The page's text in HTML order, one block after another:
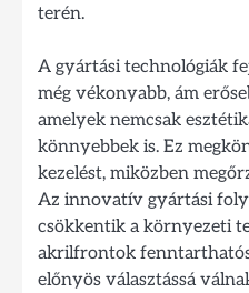
terén.
A gyártási technológiák
még vékonyabb, ám
amelyek nemcsak
könnyebbek is. Ez
kezelést, miközben
Az innovatív gyártási
csökkentik a környezeti
akrilfrontok
előnyös választássá